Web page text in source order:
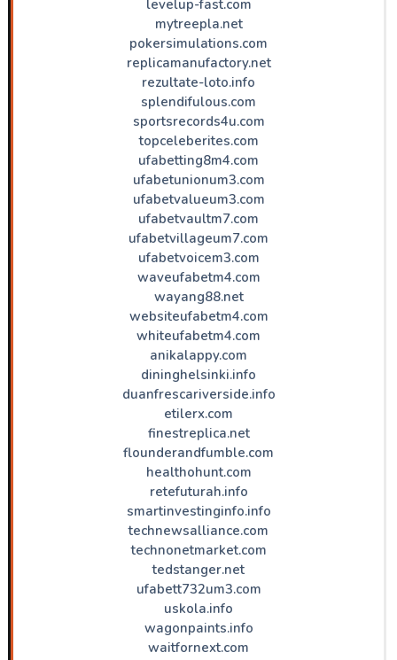
levelup-fast.com
mytreepla.net
pokersimulations.com
replicamanufactory.net
rezultate-loto.info
splendifulous.com
sportsrecords4u.com
topceleberites.com
ufabetting8m4.com
ufabetunionum3.com
ufabetvalueum3.com
ufabetvaultm7.com
ufabetvillageum7.com
ufabetvoicem3.com
waveufabetm4.com
wayang88.net
websiteufabetm4.com
whiteufabetm4.com
anikalappy.com
dininghelsinki.info
duanfrescariverside.info
etilerx.com
finestreplica.net
flounderandfumble.com
healthohunt.com
retefuturah.info
smartinvestinginfo.info
technewsalliance.com
technonetmarket.com
tedstanger.net
ufabett732um3.com
uskola.info
wagonpaints.info
waitfornext.com